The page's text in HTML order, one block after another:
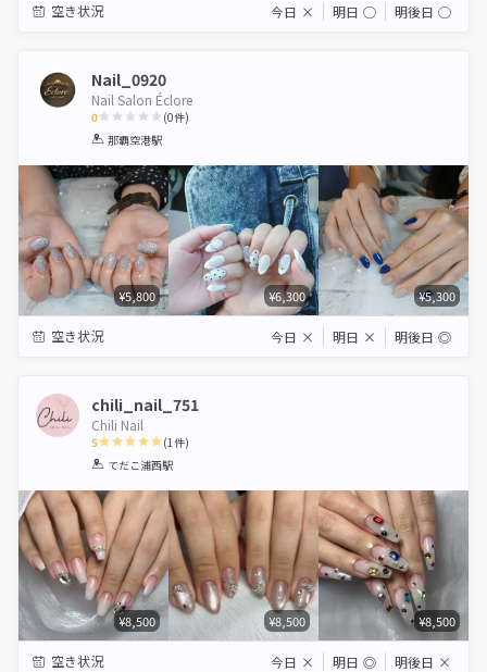
空き状況 今日 × 明日 ◯ 明後日 ◯
Nail_0920
Nail Salon Éclore
0
1 2 3 4 5
(0件)
那覇空港駅
¥5,800 ¥6,300 ¥5,300
空き状況 今日 × 明日 × 明後日 ◎
chili_nail_751
Chili Nail
5
1 2 3 4 5
(1件)
てだこ浦西駅
¥8,500 ¥8,500 ¥8,500
空き状況 今日 × 明日 ◎ 明後日 ×